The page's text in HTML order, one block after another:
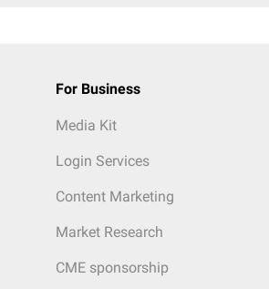
For Business
Media Kit
Login Services
Content Marketing
Market Research
CME sponsorship